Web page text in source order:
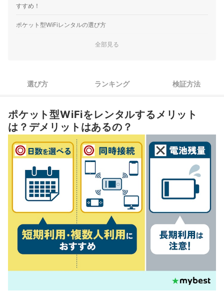
すすめ！
ポケット型WiFiレンタルの選び方
データ容量と期間で選ぼう
3 即日利用なら、貸出機や空港受け取りがおすすめ
ポケット型WiFiレンタル全18選おすすめ人気ランキング
人気ポケット型WiFiレンタル全18サービスを徹底比較！
国内用のポケット型レンタルWiFiは海外でも使える？
破損・紛失・水濡れ時の費用は？
ポケット型WiFiはレンタルと購入どっちがおすすめ？
自宅で使うならホームルーター、光回線を検討しよう
ポケット型WiFiのレンタルは短期間でも可能？
ポケット型WiFiの接続方法は？操作は簡単？
全部見る
選び方 ランキング 検証方法
ポケット型WiFiをレンタルするメリット
は？デメリットはあるの？